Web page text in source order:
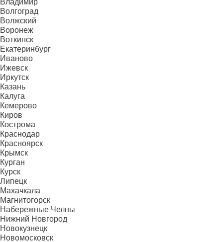
Владимир
Волгоград
Волжский
Воронеж
Воткинск
Екатеринбург
Иваново
Ижевск
Иркутск
Казань
Калуга
Кемерово
Киров
Кострома
Краснодар
Красноярск
Крымск
Курган
Курск
Липецк
Махачкала
Магнитогорск
Набережные Челны
Нижний Новгород
Новокузнецк
Новомосковск